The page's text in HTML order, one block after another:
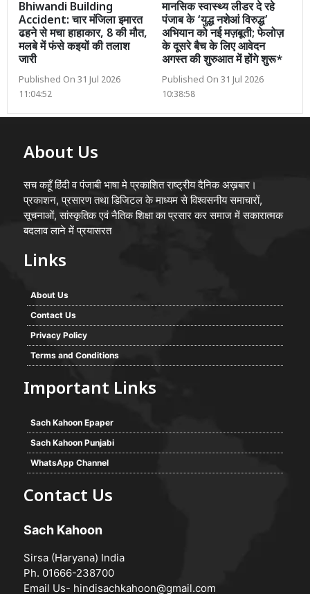
Bhiwandi Building
Accident: चार मंजिला इमारत
ढहने से मचा हाहाकार, 8 की मौत,
मलबे में फंसे कइयों की तलाश
जारी
Published On 31 Jul 2026
11:04:52
मानसिक स्वास्थ्य लीडर दे रहे
पंजाब के ‘युद्ध नशेआं विरुद्ध’
अभियान को नई मज़बूती; फेलोज़
के दूसरे बैच के लिए आवेदन
अगस्त की शुरुआत में होंगे शुरू*
Published On 31 Jul 2026
10:38:58
About Us
सच कहूँ हिंदी व पंजाबी भाषा मे प्रकाशित राष्ट्रीय दैनिक अख़बार।
प्रकाशन, प्रसारण तथा डिजिटल के माध्यम से विश्वसनीय समाचारों,
सूचनाओं, सांस्कृतिक एवं नैतिक शिक्षा का प्रसार कर समाज में सकारात्मक
बदलाव लाने में प्रयासरत
Links
About Us
Contact Us
Privacy Policy
Terms and Conditions
Important Links
Sach Kahoon Epaper
Sach Kahoon Punjabi
WhatsApp Channel
Contact Us
Sach Kahoon
Sirsa (Haryana) India
Ph. 01666-238700
Email Us- hindisachkahoon@gmail.com